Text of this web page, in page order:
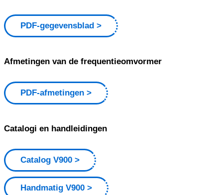
PDF-gegevensblad
Afmetingen van de frequentieomvormer
PDF-afmetingen
Catalogi en handleidingen
Catalog V900
Handmatig V900